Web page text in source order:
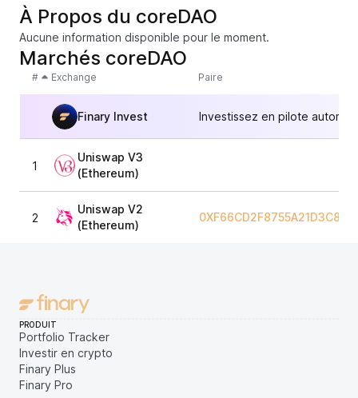
À Propos du coreDAO
Aucune information disponible pour le moment.
Marchés coreDAO
# Exchange Paire
Finary Invest Investissez en pilote
1
Uniswap V3
(Ethereum)
2
Uniswap V2
(Ethereum)
PRODUIT
Portfolio Tracker
Investir en crypto
Finary Plus
Finary Pro